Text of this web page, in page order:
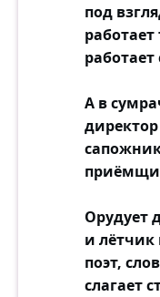
под
работает
А в
Орудует
и лётчик
поэт,
слагает